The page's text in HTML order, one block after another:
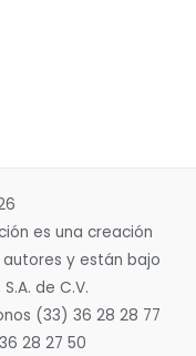
es una creación
y están bajo
de C.V.
(33) 36 28 28 77
28 27 50